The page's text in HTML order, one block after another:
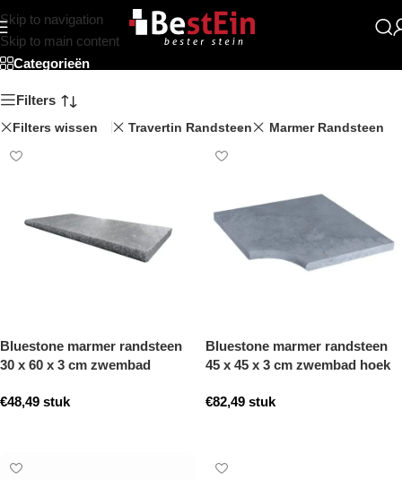
Skip to navigation
Skip to main content
Beststein
Categorieën
Filters
Filters wissen Travertin Randsteen Marmer Randsteen
Bluestone marmer randsteen
30 x 60 x 3 cm zwembad
€48,49 stuk
Bluestone marmer randsteen
45 x 45 x 3 cm zwembad hoek
€82,49 stuk